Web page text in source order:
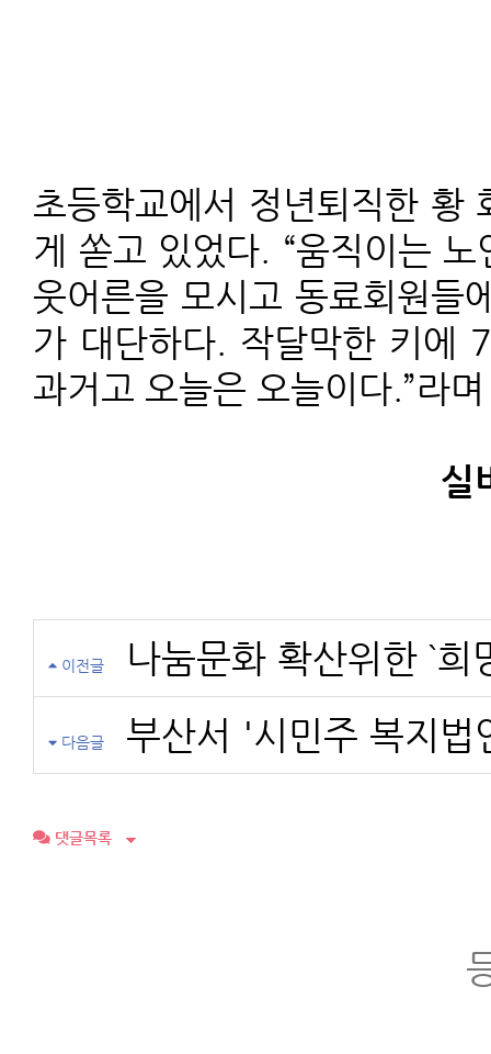
초등학교에서 정년퇴직한 황
게 쏟고 있었다. “움직이는
웃어른을 모시고 동료회원들
가 대단하다. 작달막한 키에
과거고 오늘은 오늘이다.”라
실
이전글 나눔문화 확산위한 `
다음글 부산서 '시민주 복지법
댓글목록